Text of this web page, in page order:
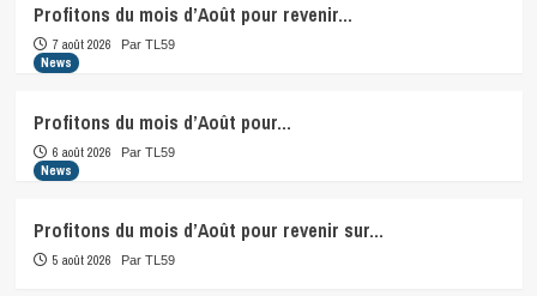
Profitons du mois d’Août pour revenir…
7 août 2026 Par TL59
News
Profitons du mois d’Août pour…
6 août 2026 Par TL59
News
Profitons du mois d’Août pour revenir sur…
5 août 2026 Par TL59